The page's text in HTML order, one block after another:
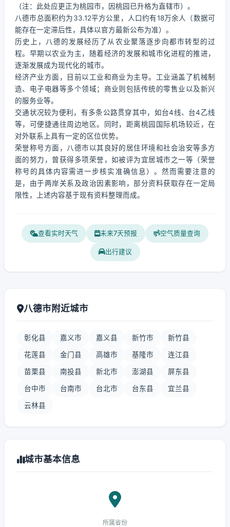
（注：此处应更正为桃园市，因桃园已升格为直辖市）。
八德市总面积约为33.12平方公里，人口约有18万余人（数据可
能存在一定滞后性，具体以官方最新公布为准）。
历史上，八德的发展经历了从农业聚落逐步向都市转型的过
程。早期以农业为主，随着经济的发展和城市化进程的推进，
逐渐发展成为现代化的城市。
经济产业方面，目前以工业和商业为主导。工业涵盖了机械制
造、电子电器等多个领域；商业则包括传统的零售业以及新兴
的服务业等。
交通状况较为便利，有多条公路贯穿其中，如台4线、台4乙线
等，可便捷通往周边地区。同时，距离桃园国际机场较近，在
对外联系上具有一定的区位优势。
荣誉称号方面，八德市以其良好的居住环境和社会治安等多方
面的努力，曾获得多项荣誉，如被评为宜居城市之一等（荣誉
称号的具体内容需进一步核实准确信息）。然而需要注意的
是，由于两岸关系及政治因素影响，部分资料获取存在一定局
限性，上述内容基于现有资料整理而成。
查看实时天气 未来7天预报 空气质量查询
出行建议
八德市附近城市
彰化县 嘉义市 嘉义县 新竹市 新竹县
花莲县 金门县 高雄市 基隆市 连江县
苗栗县 南投县 新北市 澎湖县 屏东县
台中市 台南市 台北市 台东县 宜兰县
云林县
城市基本信息
所属省份